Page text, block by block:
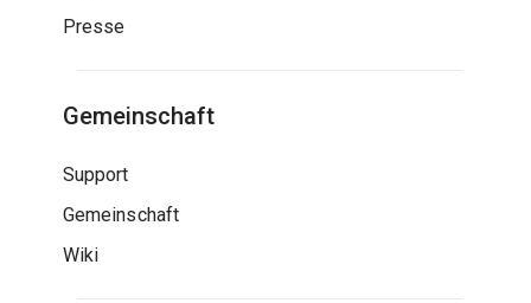
Presse
Gemeinschaft
Support
Gemeinschaft
Wiki